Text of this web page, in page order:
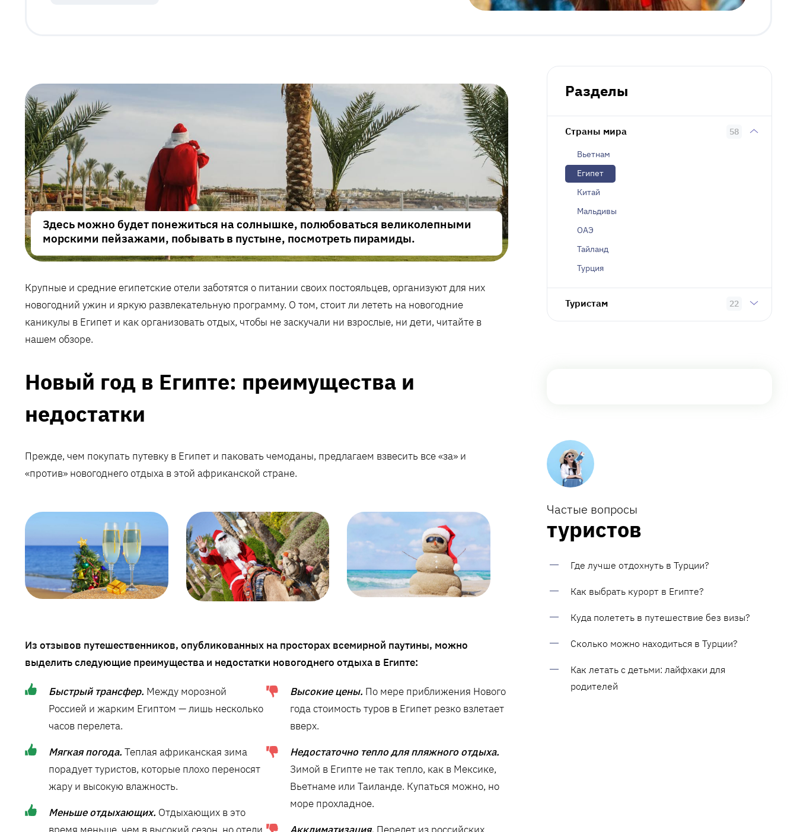
Здесь можно будет понежиться на солнышке, полюбоваться великолепными
морскими пейзажами, побывать в пустыне, посмотреть пирамиды.
Крупные и средние египетские отели заботятся о питании своих постояльцев, организуют для них
новогодний ужин и яркую развлекательную программу. О том, стоит ли лететь на новогодние
каникулы в Египет и как организовать отдых, чтобы не заскучали ни взрослые, ни дети, читайте в
нашем обзоре.
Новый год в Египте: преимущества и
недостатки
Прежде, чем покупать путевку в Египет и паковать чемоданы, предлагаем взвесить все «за» и
«против» новогоднего отдыха в этой африканской стране.
Из отзывов путешественников, опубликованных на просторах всемирной паутины, можно
выделить следующие преимущества и недостатки новогоднего отдыха в Египте:
Быстрый трансфер. Между морозной
Россией и жарким Египтом — лишь несколько
часов перелета.
Мягкая погода. Теплая африканская зима
порадует туристов, которые плохо переносят
жару и высокую влажность.
Меньше отдыхающих. Отдыхающих в это
Высокие цены. По мере приближения Нового
года стоимость туров в Египет резко взлетает
вверх.
Недостаточно тепло для пляжного отдыха.
Зимой в Египте не так тепло, как в Мексике,
Вьетнаме или Таиланде. Купаться можно, но
море прохладное.
Разделы
Страны мира 58
Вьетнам
Египет
Китай
Мальдивы
ОАЭ
Тайланд
Турция
Туристам 22
Частые вопросы
туристов
Где лучше отдохнуть в Турции?
Как выбрать курорт в Египте?
Куда полететь в путешествие без визы?
Сколько можно находиться в Турции?
Как летать с детьми: лайфхаки для
родителей